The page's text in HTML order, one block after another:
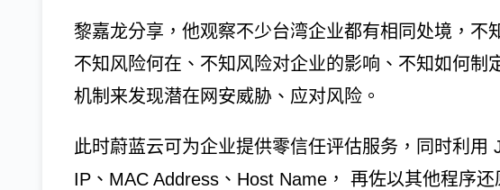
黎嘉龙分享，他观察不少台湾企业都有相同处境，不
不知风险何在、不知风险对企业的影响、不知如何制
机制来发现潜在网安威胁、应对风险。
此时蔚蓝云可为企业提供零信任评估服务，同时利用
IP、MAC Address、Host Name， 再佐以其他程序